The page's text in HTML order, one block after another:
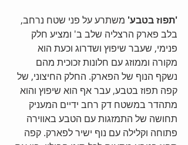
'תפוז בטבע' משתרע על פני שטח נרחב,
בלב פארק הרצליה שלב ב' ומציע חלק
פנימי, שעבר שיפוץ ושדרוג וכעת הוא
מקורה וממוזג עם חלונות זכוכית מהם
נשקף הנוף של הפארק. החלק החיצוני, של
קפה תפוז בטבע, עבר אף הוא שיפוץ והוא
מתהדר במשטח דק רחב ידיים המעניק
תחושה של התמזגות עם הטבע באווירה
פתוחה וקלילה עם נוף ישיר לפארק. קפה